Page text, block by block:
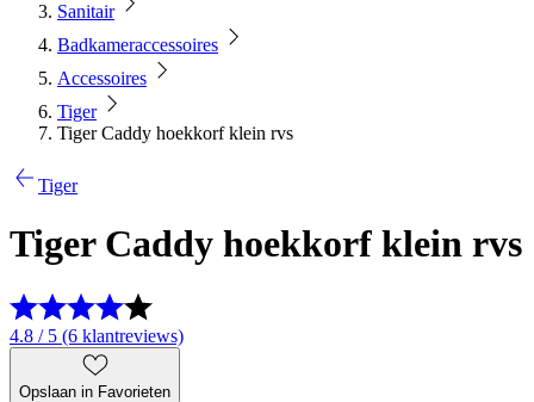
Sanitair
Badkameraccessoires
Accessoires
Tiger
Tiger Caddy hoekkorf klein rvs
Tiger
Tiger Caddy hoekkorf klein rvs
4.8 / 5 (6 klantreviews)
Opslaan in Favorieten